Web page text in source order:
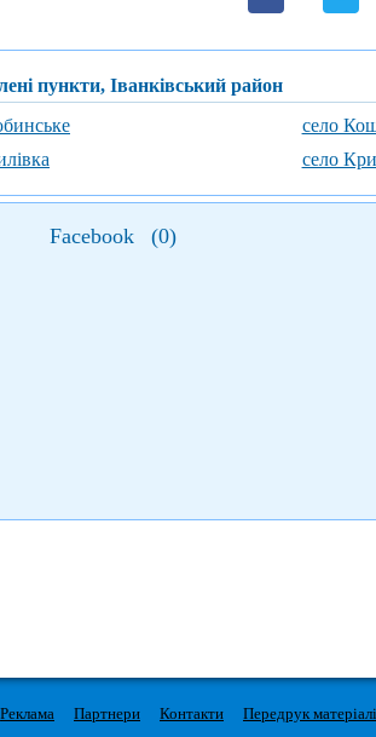
пункти, Іванківський район
село
село
Facebook (0)
Реклама Партнери Контакти
Передрук